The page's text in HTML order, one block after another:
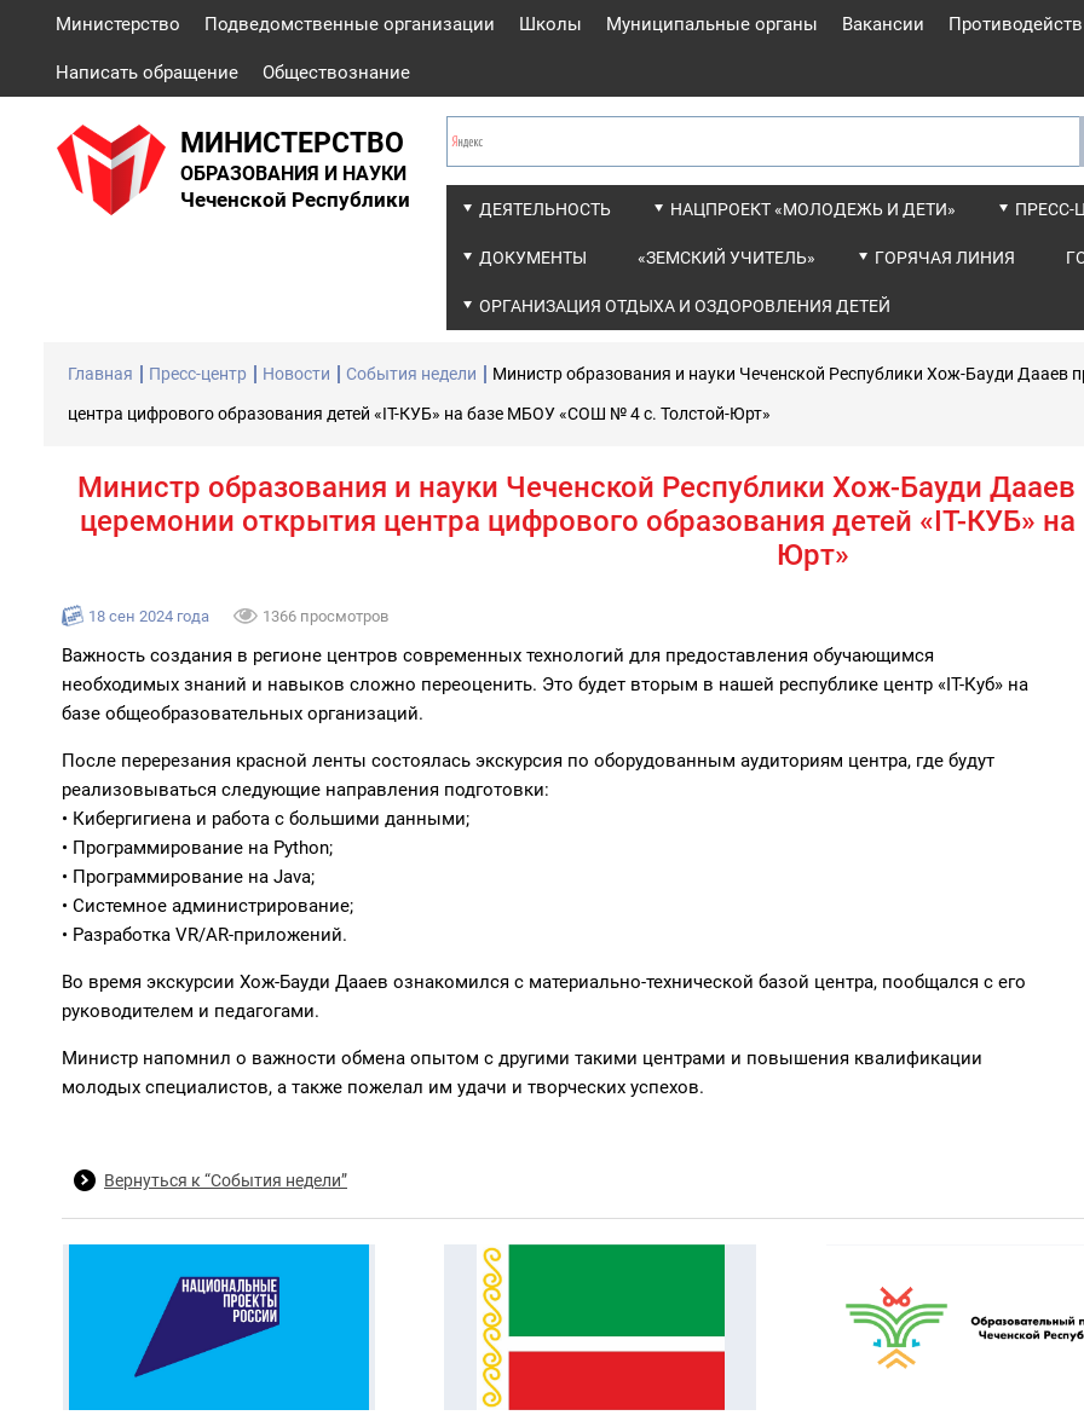
Министерство Подведомственные организации Школы Муниципальные органы Вакансии
Написать обращение Обществознание
МИНИСТЕРСТВО
ОБРАЗОВАНИЯ И НАУКИ
Чеченской Республики ДЕЯТЕЛЬНОСТЬ НАЦПРОЕКТ «МОЛОДЕЖЬ И ДЕТИ» ПРЕСС-
ДОКУМЕНТЫ «ЗЕМСКИЙ УЧИТЕЛЬ» ГОРЯЧАЯ ЛИНИЯ
ОРГАНИЗАЦИЯ ОТДЫХА И ОЗДОРОВЛЕНИЯ ДЕТЕЙ
Главная Пресс-центр Новости События недели Министр образования и науки Чеченской Республики Хож-Бауди Дааев
центра цифрового образования детей «IT-КУБ» на базе МБОУ «СОШ № 4 с. Толстой-Юрт»
Министр образования и науки Чеченской Республики Хож-Бауди
церемонии открытия центра цифрового образования детей «IT-КУБ»
Юрт»
18 сен 2024 года 1366 просмотров
Важность создания в регионе центров современных технологий для предоставления обучающимся
необходимых знаний и навыков сложно переоценить. Это будет вторым в нашей республике центр «IT-Куб» на
базе общеобразовательных организаций.
После перерезания красной ленты состоялась экскурсия по оборудованным аудиториям центра, где будут
реализовываться следующие направления подготовки:
• Кибергигиена и работа с большими данными;
• Программирование на Python;
• Программирование на Java;
• Системное администрирование;
• Разработка VR/AR-приложений.
Во время экскурсии Хож-Бауди Дааев ознакомился с материально-технической базой центра, пообщался с его
руководителем и педагогами.
Министр напомнил о важности обмена опытом с другими такими центрами и повышения квалификации
молодых специалистов, а также пожелал им удачи и творческих успехов.
Вернуться к “События недели”